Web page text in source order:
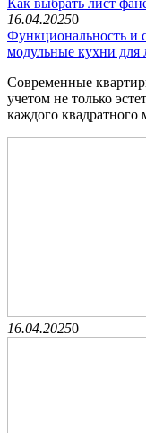
Как выбрать лист
16.04.20250
Функциональность и
модульные кухни для
Современные
учетом не только
каждого квадратного
16.04.20250